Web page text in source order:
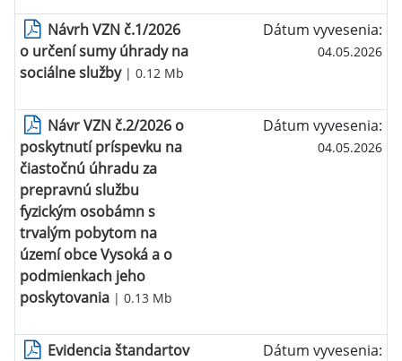
Návrh VZN č.1/2026
o určení sumy úhrady na
sociálne služby| 0.12 Mb
Dátum vyvesenia:
04.05.2026
Návr VZN č.2/2026 o
poskytnutí príspevku na
čiastočnú úhradu za
prepravnú službu
fyzickým osobámn s
trvalým pobytom na
území obce Vysoká a o
podmienkach jeho
poskytovania | 0.13 Mb
Dátum vyvesenia:
04.05.2026
Evidencia štandartov
Dátum vyvesenia: